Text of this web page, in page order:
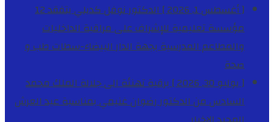
[ أغسطس 1, 2026 ]
الدكتور نوفل كديلي يتفقد 12
مؤسسة تعليمية للإشراف على مراقبة الداخليات
والمطاعم المدرسية بجهة الدار البيضاء-سطاتطب و
صحة
[ يوليو 30, 2026 ]
برقية تهنئة الى جلالة الملك محمد
السادس من الدكتور رضوان غنيمي بمناسبة عيد العرش